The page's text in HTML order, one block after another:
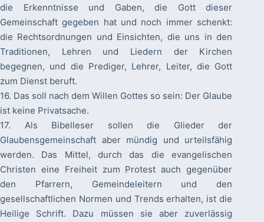
die Erkenntnisse und Gaben, die Gott dieser
Gemeinschaft gegeben hat und noch immer schenkt:
die Rechtsordnungen und Einsichten, die uns in den
Traditionen, Lehren und Liedern der Kirchen
begegnen, und die Prediger, Lehrer, Leiter, die Gott
zum Dienst beruft.
16. Das soll nach dem Willen Gottes so sein: Der Glaube
ist keine Privatsache.
17. Als Bibelleser sollen die Glieder der
Glaubensgemeinschaft aber mündig und urteilsfähig
werden. Das Mittel, durch das die evangelischen
Christen eine Freiheit zum Protest auch gegenüber
den Pfarrern, Gemeindeleitern und den
gesellschaftlichen Normen und Trends erhalten, ist die
Heilige Schrift. Dazu müssen sie aber zuverlässig